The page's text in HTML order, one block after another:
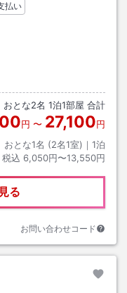
払い
おとな2名 1泊1部屋 合計
円 〜 27,100円
おとな1名 (2名1室)｜ 1泊
税込 6,050円〜13,550円
る
お問い合わせコード